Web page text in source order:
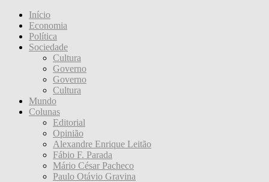
Início
Economia
Política
Sociedade
Cultura
Governo
Governo
Cultura
Mundo
Colunas
Editorial
Opinião
Alexandre Enrique Leitão
Fábio F. Parada
Mário César Pacheco
Paulo Otávio Gravina